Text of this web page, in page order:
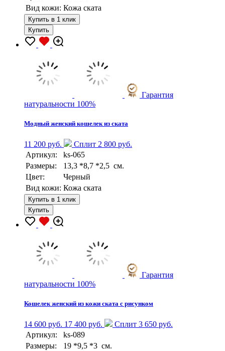
Вид кожи: Кожа ската
Купить в 1 клик
Купить
Гарантия
натуральности 100%
Модный женский кошелек из ската
11 200 руб.
Сплит 2 800 руб.
Артикул:
ks-065
Размеры:
13,3 *8,7 *2,5 см.
Цвет:
Черный
Вид кожи: Кожа ската
Купить в 1 клик
Купить
Гарантия
натуральности 100%
Кошелек женский из кожи ската с рисунком
14 600 руб. 17 400 руб.
Сплит 3 650 руб.
Артикул:
ks-089
Размеры:
19 *9,5 *3 см.